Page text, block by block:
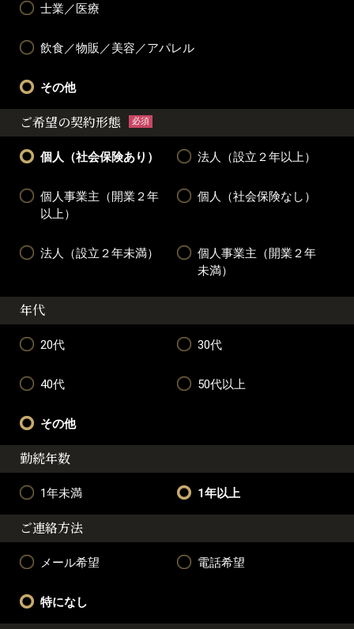
士業／医療
飲食／物販／美容／アパレル
その他
ご希望の契約形態 必須
個人（社会保険あり） 法人（設立２年以上）
個人事業主（開業２年
以上）
個人（社会保険なし）
法人（設立２年未満）
個人事業主（開業２年
未満）
年代
20代 30代
40代 50代以上
その他
勤続年数
1年未満 1年以上
ご連絡方法
メール希望 電話希望
特になし